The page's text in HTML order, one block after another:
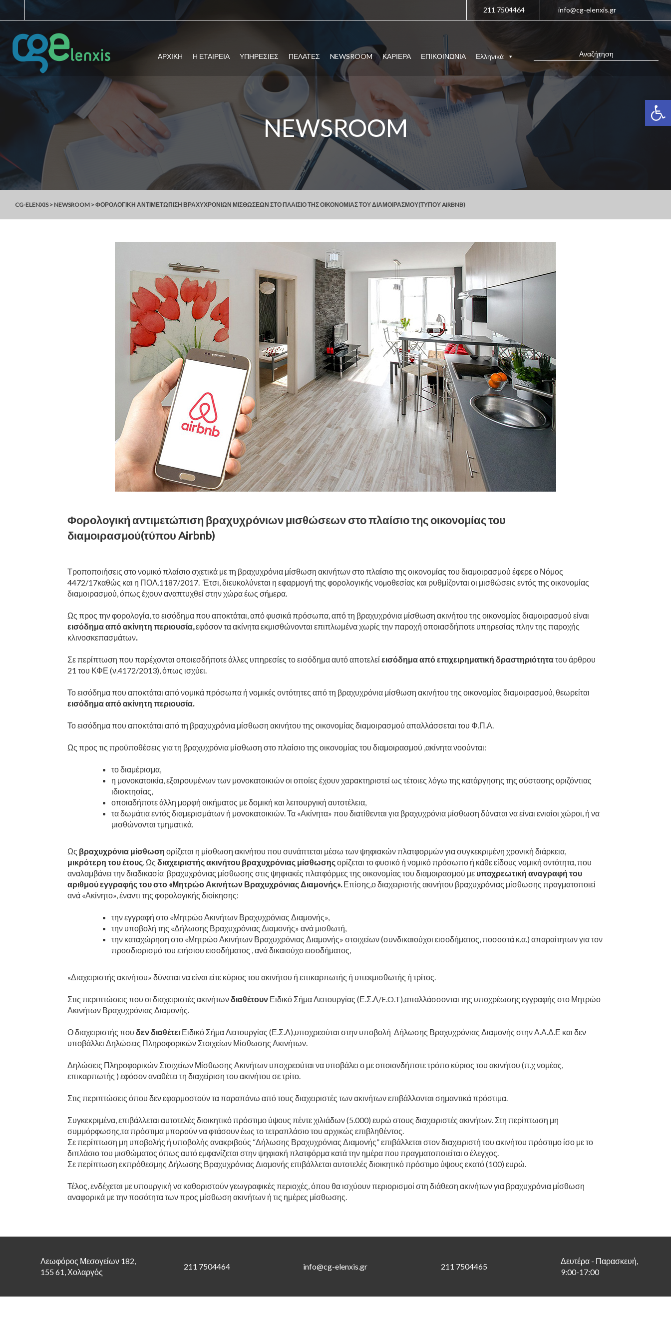
211 7504464 info@cg-elenxis.gr
ΑΡΧΙΚΗ Η ΕΤΑΙΡΕΙΑ ΥΠΗΡΕΣΙΕΣ ΠΕΛΑΤΕΣ NEWSROOM ΚΑΡΙΕΡΑ ΕΠΙΚΟΙΝΩΝΙΑ Ελληνικά
NEWSROOM
CG-ELENXIS> NEWSROOM >ΦΟΡΟΛΟΓΙΚΉ ΑΝΤΙΜΕΤΏΠΙΣΗ ΒΡΑΧΥΧΡΌΝΙΩΝ ΜΙΣΘΏΣΕΩΝ ΣΤΟ ΠΛΑΊΣΙΟ ΤΗΣ ΟΙΚΟΝΟΜΊΑΣ ΤΟΥ ΔΙΑΜΟΙΡΑΣΜΟΎ(ΤΎΠΟΥ AIRBNB)
Φορολογική αντιμετώπιση βραχυχρόνιων μισθώσεων στο πλαίσιο της οικονομίας του
διαμοιρασμού(τύπου Airbnb)
Τροποποιήσεις στο νομικό πλαίσιο σχετικά με τη βραχυχρόνια μίσθωση ακινήτων στο πλαίσιο της οικονομίας του διαμοιρασμού έφερε ο Νόμος
4472/17καθώς και η ΠΟΛ.1187/2017. Έτσι, διευκολύνεται η εφαρμογή της φορολογικής νοµοθεσίας και ρυθμίζονται οι μισθώσεις εντός της οικονομίας
διαμοιρασμού, όπως έχουν αναπτυχθεί στην χώρα έως σήµερα.
Ως προς την φορολογία, το εισόδημα που αποκτάται, από φυσικά πρόσωπα, από τη βραχυχρόνια μίσθωση ακινήτου της οικονομίας διαμοιρασμού είναι
εισόδημα από ακίνητη περιουσία,εφόσον τα ακίνητα εκμισθώνονται επιπλωμένα χωρίς την παροχή οποιασδήποτε υπηρεσίας πλην της παροχής
κλινοσκεπασμάτων.
Σε περίπτωση που παρέχονται οποιεσδήποτε άλλες υπηρεσίες το εισόδημα αυτό αποτελείεισόδημα από επιχειρηματική δραστηριότητατου άρθρου
21 του ΚΦΕ (ν.4172/2013), όπως ισχύει.
Το εισόδημα που αποκτάται από νομικά πρόσωπα ή νομικές οντότητες από τη βραχυχρόνια μίσθωση ακινήτου της οικονομίας διαμοιρασμού, θεωρείται
εισόδημα από ακίνητη περιουσία.
Το εισόδημα που αποκτάται από τη βραχυχρόνια μίσθωση ακινήτου της οικονομίας διαμοιρασμού απαλλάσσεται του Φ.Π.Α.
Ως προς τις προϋποθέσεις για τη βραχυχρόνια μίσθωση στο πλαίσιο της οικονομίας του διαμοιρασμού ,ακίνητα νοούνται:
το διαμέρισμα,
η μονοκατοικία, εξαιρουμένων των μονοκατοικιών οι οποίες έχουν χαρακτηριστεί ως τέτοιες λόγω της κατάργησης της σύστασης οριζόντιας
ιδιοκτησίας,
οποιαδήποτε άλλη μορφή οικήματος με δομική και λειτουργική αυτοτέλεια,
τα δωμάτια εντός διαμερισμάτων ή μονοκατοικιών. Τα «Ακίνητα» που διατίθενται για βραχυχρόνια μίσθωση δύναται να είναι ενιαίοι χώροι, ή να
μισθώνονται τμηματικά.
Ως βραχυχρόνια μίσθωση ορίζεται η μίσθωση ακινήτου που συνάπτεται μέσω των ψηφιακών πλατφορμών για συγκεκριμένη χρονική διάρκεια,
μικρότερη του έτους. Ως διαχειριστής ακινήτου βραχυχρόνιας μίσθωσηςορίζεται το φυσικό ή νομικό πρόσωπο ή κάθε είδους νομική οντότητα, που
αναλαμβάνει την διαδικασία βραχυχρόνιας μίσθωσης στις ψηφιακές πλατφόρμες της οικονομίας του διαμοιρασμού με υποχρεωτική αναγραφή του
αριθμού εγγραφής του στο «Μητρώο Ακινήτων Βραχυχρόνιας Διαμονής».Επίσης,ο διαχειριστής ακινήτου βραχυχρόνιας μίσθωσης πραγματοποιεί
ανά «Ακίνητο», έναντι της φορολογικής διοίκησης:
την εγγραφή στο «Μητρώο Ακινήτων Βραχυχρόνιας Διαμονής»,
την υποβολή της «Δήλωσης Βραχυχρόνιας Διαμονής» ανά μισθωτή,
την καταχώρηση στο «Μητρώο Ακινήτων Βραχυχρόνιας Διαμονής» στοιχείων (συνδικαιούχοι εισοδήματος, ποσοστά κ.α.) απαραίτητων για τον
προσδιορισμό του ετήσιου εισοδήματος , ανά δικαιούχο εισοδήματος,
«Διαχειριστής ακινήτου» δύναται να είναι είτε κύριος του ακινήτου ή επικαρπωτής ή υπεκμισθωτής ή τρίτος.
Στις περιπτώσεις που οι διαχειριστές ακινήτωνδιαθέτουν Ειδικό Σήμα Λειτουργίας (Ε.Σ.Λ/E.O.T),απαλλάσσονται της υποχρέωσης εγγραφής στο Μητρώο
Ακινήτων Βραχυχρόνιας Διαμονής.
Ο διαχειριστής που δεν διαθέτει Ειδικό Σήμα Λειτουργίας (Ε.Σ.Λ),υποχρεούται στην υποβολή Δήλωσης Βραχυχρόνιας Διαμονής στην Α.Α.Δ.Ε και δεν
υποβάλλει Δηλώσεις Πληροφορικών Στοιχείων Μίσθωσης Ακινήτων.
Δηλώσεις Πληροφορικών Στοιχείων Μίσθωσης Ακινήτων υποχρεούται να υποβάλει ο με οποιονδήποτε τρόπο κύριος του ακινήτου (π.χ νομέας,
επικαρπωτής ) εφόσον αναθέτει τη διαχείριση του ακινήτου σε τρίτο.
Στις περιπτώσεις όπου δεν εφαρμοστούν τα παραπάνω από τους διαχειριστές των ακινήτων επιβάλλονται σημαντικά πρόστιμα.
Συγκεκριμένα, επιβάλλεται αυτοτελές διοικητικό πρόστιμο ύψους πέντε χιλιάδων (5.000) ευρώ στους διαχειριστές ακινήτων. Στη περίπτωση μη
συμμόρφωσης,τα πρόστιμα μπορούν να φτάσουν έως το τετραπλάσιο του αρχικώς επιβληθέντος.
Σε περίπτωση μη υποβολής ή υποβολής ανακριβούς “Δήλωσης Βραχυχρόνιας Διαμονής” επιβάλλεται στον διαχειριστή του ακινήτου πρόστιμο ίσο με το
διπλάσιο του μισθώματος όπως αυτό εμφανίζεται στην ψηφιακή πλατφόρμα κατά την ημέρα που πραγματοποιείται ο έλεγχος.
Σε περίπτωση εκπρόθεσμης Δήλωσης Βραχυχρόνιας Διαμονής επιβάλλεται αυτοτελές διοικητικό πρόστιμο ύψους εκατό (100) ευρώ.
Τέλος, ενδέχεται με υπουργική να καθοριστούν γεωγραφικές περιοχές, όπου θα ισχύουν περιορισμοί στη διάθεση ακινήτων για βραχυχρόνια μίσθωση
αναφορικά με την ποσότητα των προς μίσθωση ακινήτων ή τις ημέρες μίσθωσης.
Λεωφόρος Μεσογείων 182,
155 61, Χολαργός
211 7504464 info@cg-elenxis.gr 211 7504465
Δευτέρα - Παρασκευή,
9:00-17:00